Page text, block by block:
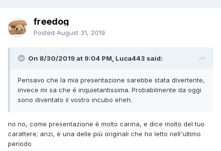
freedog
Posted August 31, 2019
On 8/30/2019 at 9:04 PM, Luca443 said:
Pensavo che la mia presentazione sarebbe stata divertente,
invece mi sa che é inquietantissima. Probabilmente da oggi
sono diventato il vostro incubo eheh.
no no, come presentazione è molto carina, e dice molto del tuo
carattere; anzi, è una delle più originali che ho letto nell'ultimo
periodo